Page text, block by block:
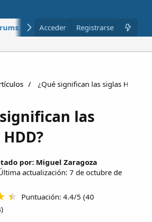
Nuevo Miembros
Acceder Registrarse
¿Qué significan las siglas HDD?
las
por: Miguel Zaragoza
actualización: 7 de octubre de
Puntuación: 4.4/5 (40
)